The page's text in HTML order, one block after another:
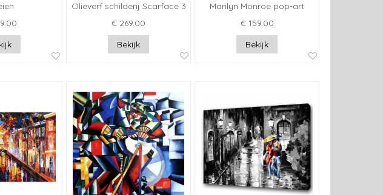
Olieverf schilderij Scarface 3
€ 269.00
Bekijk
Marilyn Monroe pop-art
€ 159.00
Bekijk